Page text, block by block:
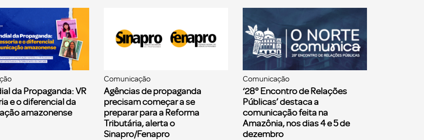
da Propaganda: VR
e o diferencial da
amazonense
Comunicação
Agências de propaganda
precisam começar a se
preparar para a Reforma
Tributária, alerta o
Sinapro/Fenapro
Comunicação
‘28° Encontro de Relações
Públicas’ destaca a
comunicação feita na
Amazônia, nos dias 4 e 5 de
dezembro